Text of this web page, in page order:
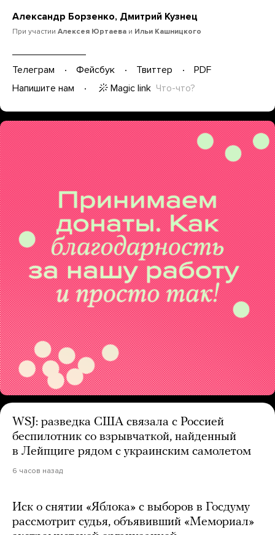
Александр Борзенко, Дмитрий Кузнец
При участии Алексея Юртаева и Ильи Кашницкого
Телеграм Фейсбук Твиттер
PDF
Напишите нам
Magic link Что-что?
WSJ: разведка США связала с Россией
беспилотник со взрывчаткой, найденный
в Лейпциге рядом с украинским самолетом
6 часов назад
Иск о снятии «Яблока» с выборов в Госдуму
рассмотрит судья, объявивший «Мемориал»